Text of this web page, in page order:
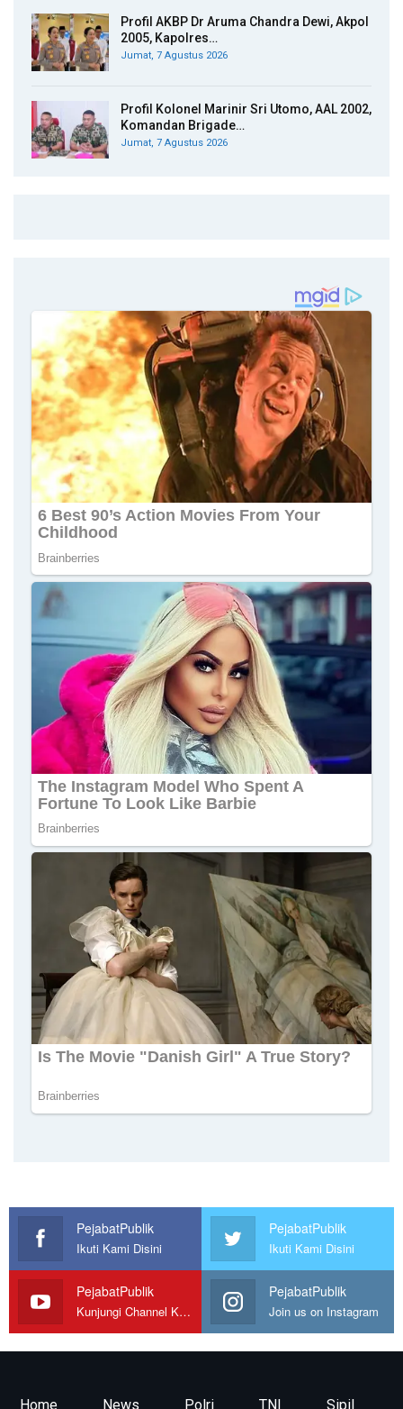
Profil AKBP Dr Aruma Chandra Dewi, Akpol
2005, Kapolres…
Jumat, 7 Agustus 2026
Profil Kolonel Marinir Sri Utomo, AAL 2002,
Komandan Brigade…
Jumat, 7 Agustus 2026
PejabatPublik
Ikuti Kami Disini
PejabatPublik
Ikuti Kami Disini
PejabatPublik
Kunjungi Channel Kami
PejabatPublik
Join us on Instagram
Home News Polri TNI Sipil